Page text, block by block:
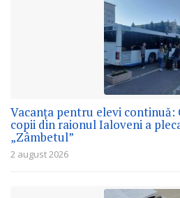
Vacanța pentru elevi continuă:
copii din raionul Ialoveni a
„Zâmbetul”
2 august 2026